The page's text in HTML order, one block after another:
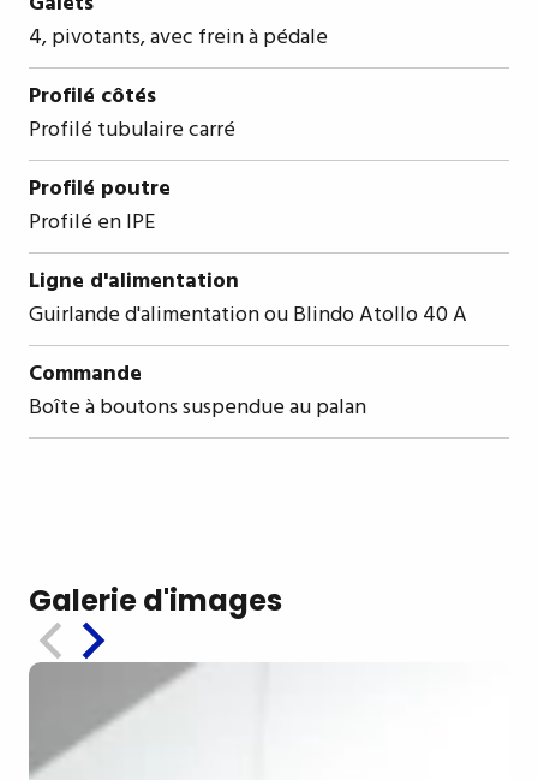
4, pivotants, avec frein à pédale
Profilé côtés
Profilé tubulaire carré
Profilé poutre
Profilé en IPE
Ligne d'alimentation
Guirlande d'alimentation ou Blindo Atollo 40 A
Commande
Boîte à boutons suspendue au palan
Galerie d'images